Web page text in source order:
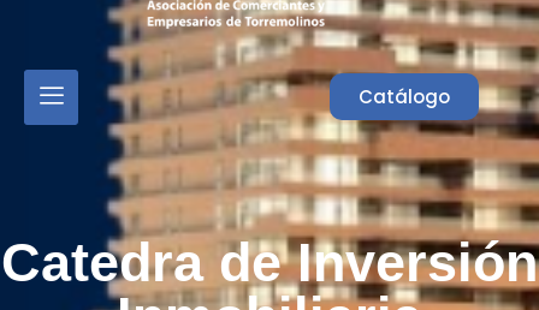
Catálogo
Catedra de Inversión